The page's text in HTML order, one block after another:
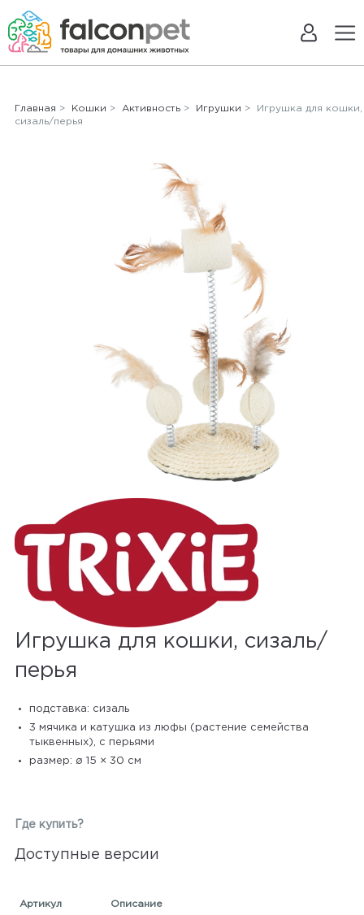
Главная > Кошки > Активность> Игрушки > Игрушка для кошки,
сизаль/перья
Игрушка для кошки, сизаль/
перья
подставка: сизаль
3 мячика и катушка из люфы (растение семейства
тыквенных), с перьями
размер: ø 15 × 30 см
Где купить?
Доступные версии
Артикул Описание